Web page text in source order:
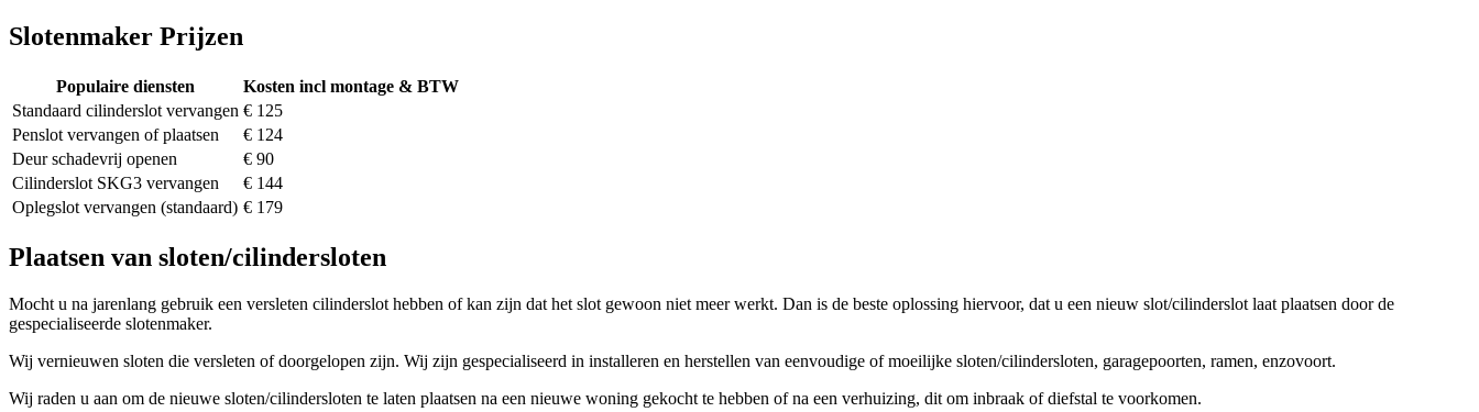
Slotenmaker Prijzen
Populaire diensten
Kosten incl montage & BTW
Standaard cilinderslot vervangen € 125
Penslot vervangen of plaatsen
€ 124
Deur schadevrij openen
€ 90
Cilinderslot SKG3 vervangen
€ 144
Oplegslot vervangen (standaard) € 179
Plaatsen van sloten/cilindersloten
Mocht u na jarenlang gebruik een versleten cilinderslot hebben of kan zijn dat het slot gewoon niet meer werkt. Dan is de beste oplossing hiervoor, dat u een nieuw slot/cilinderslot laat plaatsen door de
gespecialiseerde slotenmaker.
Wij vernieuwen sloten die versleten of doorgelopen zijn. Wij zijn gespecialiseerd in installeren en herstellen van eenvoudige of moeilijke sloten/cilindersloten, garagepoorten, ramen, enzovoort.
Wij raden u aan om de nieuwe sloten/cilindersloten te laten plaatsen na een nieuwe woning gekocht te hebben of na een verhuizing, dit om inbraak of diefstal te voorkomen.